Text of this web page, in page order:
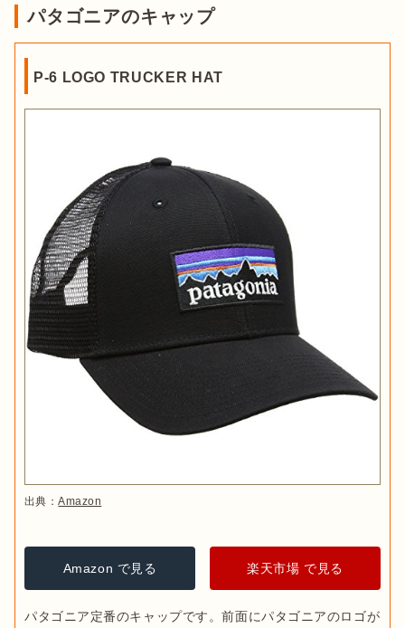
パタゴニアのキャップ
P-6 LOGO TRUCKER HAT
出典：Amazon
Amazon で見る 楽天市場 で見る
パタゴニア定番のキャップです。前面にパタゴニアのロゴが